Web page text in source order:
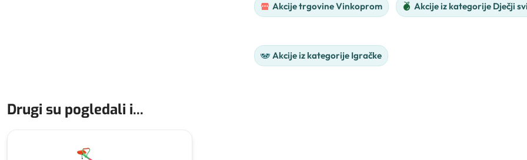
Akcije trgovine Vinkoprom Akcije iz kategorije Dječji
Akcije iz kategorije Igračke
Drugi su pogledali i...